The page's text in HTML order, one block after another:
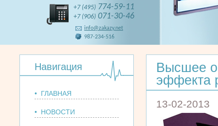
+7 (495) 774-59-11
+7 (906) 071-30-46
info@zakazy.net
987-234-516
Навигация
• ГЛАВНАЯ
• НОВОСТИ
Высшее
эффекта
13-02-2013